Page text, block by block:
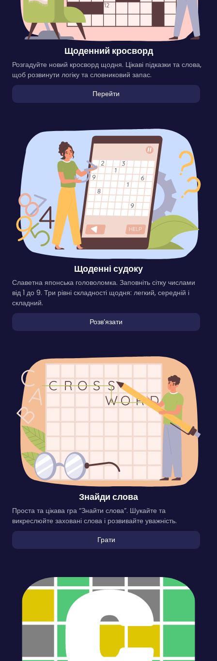
Щоденний кросворд
Розгадуйте новий кросворд щодня. Цікаві підказки та слова,
щоб розвинути логіку та словниковий запас.
Перейти
Щоденні судоку
Славетна японська головоломка. Заповніть сітку числами
від 1 до 9. Три рівні складності щодня: легкий, середній і
складний.
Розвʼязати
Знайди слова
Проста та цікава гра “Знайти слова”. Шукайте та
викреслюйте заховані слова і розвивайте уважність.
Грати